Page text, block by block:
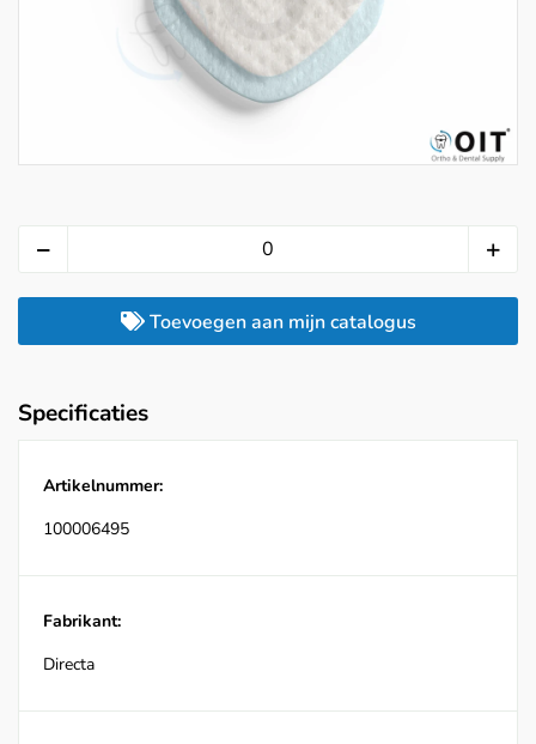
Toevoegen aan mijn catalogus
Specificaties
Artikelnummer:
100006495
Fabrikant:
Directa